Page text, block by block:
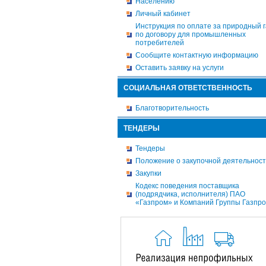
Личный кабинет
Инструкция по оплате за природный
по договору для промышленных
потребителей
Сообщите контактную информацию
Оставить заявку на услуги
СОЦИАЛЬНАЯ ОТВЕТСТВЕННОСТЬ
Благотворительность
ТЕНДЕРЫ
Тендеры
Положение о закупочной
Закупки
Кодекс поведения поставщика
(подрядчика, исполнителя) ПАО
«Газпром» и Компаний Группы